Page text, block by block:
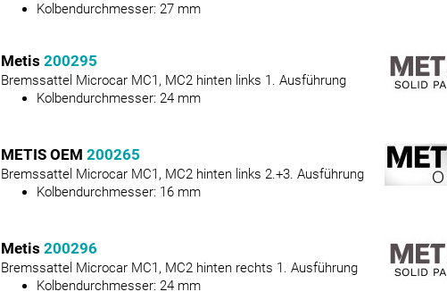
Kolbendurchmesser: 27 mm
Metis 200295
Bremssattel Microcar MC1, MC2 hinten links 1. Ausführung
Kolbendurchmesser: 24 mm
METIS OEM 200265
Bremssattel Microcar MC1, MC2 hinten links 2.+3. Ausführung
Kolbendurchmesser: 16 mm
Metis 200296
Bremssattel Microcar MC1, MC2 hinten rechts 1. Ausführung
Kolbendurchmesser: 24 mm